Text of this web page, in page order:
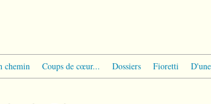
chemin Coups de cœur... Dossiers Fioretti